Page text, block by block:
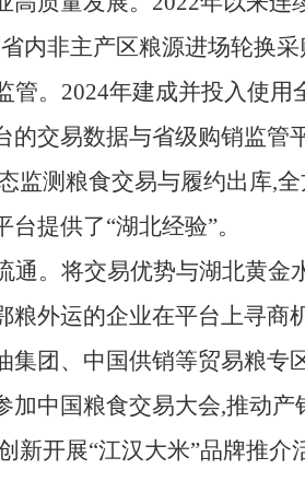
内非主产区粮源进场轮换采
。 2024年建成并投入使用
的交易数据与省级购销监管
监测粮食交易与履约出库,
提供了“湖北经验”。
通。将交易优势与湖北黄
粮外运的企业在平台上寻商
集团、中国供销等贸易粮专
加中国粮食交易大会,推动
新开展“江汉大米”品牌推